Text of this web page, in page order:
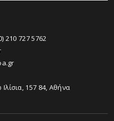
210 727 5762
157 84, Αθήνα